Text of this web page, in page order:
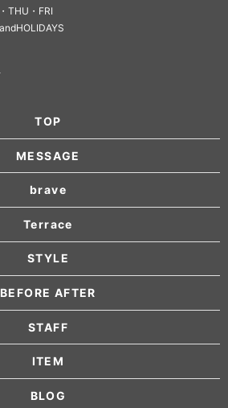
THU・FRI
TOP
MESSAGE
brave
Terrace
STYLE
BEFORE AFTER
STAFF
ITEM
BLOG